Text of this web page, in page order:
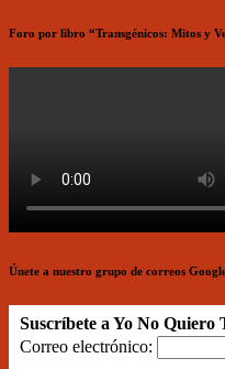
Foro por libro “Transgénicos: Mitos y
Únete a nuestro grupo de correos
Suscríbete a Yo No Quiero
Correo electrónico: